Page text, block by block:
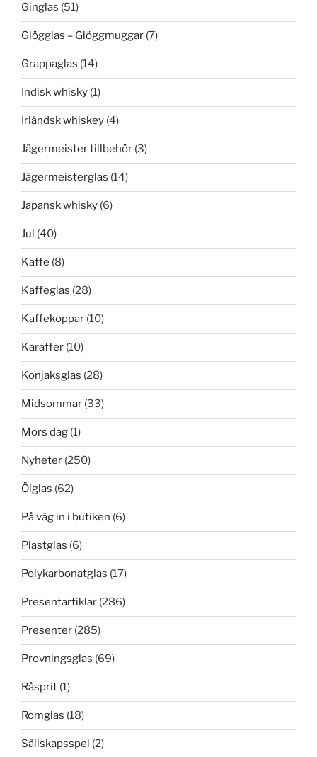
Ginglas (51)
Glögglas – Glöggmuggar (7)
Grappaglas (14)
Indisk whisky (1)
Irländsk whiskey (4)
Jägermeister tillbehör (3)
Jägermeisterglas (14)
Japansk whisky (6)
Jul (40)
Kaffe (8)
Kaffeglas (28)
Kaffekoppar (10)
Karaffer (10)
Konjaksglas (28)
Midsommar (33)
Mors dag (1)
Nyheter (250)
Ölglas (62)
På väg in i butiken (6)
Plastglas (6)
Polykarbonatglas (17)
Presentartiklar (286)
Presenter (285)
Provningsglas (69)
Råsprit (1)
Romglas (18)
Sällskapsspel (2)